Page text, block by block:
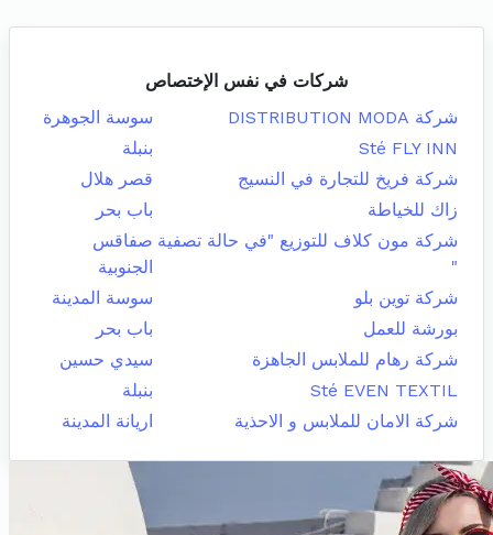
شركات في نفس الإختصاص
شركة DISTRIBUTION MODA
سوسة الجوهرة
Sté FLY INN
بنبلة
شركة فريخ للتجارة في النسيج
قصر هلال
زاك للخياطة
باب بحر
شركة مون كلاف للتوزيع "في حالة تصفية
"
صفاقس
الجنوبية
شركة توين بلو
سوسة المدينة
بورشة للعمل
باب بحر
شركة رهام للملابس الجاهزة
سيدي حسين
Sté EVEN TEXTIL
بنبلة
شركة الامان للملابس و الاحذية
اريانة المدينة